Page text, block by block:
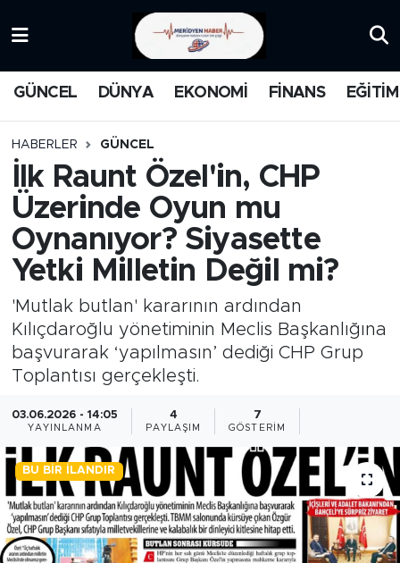
GÜNCEL DÜNYA EKONOMİ FİNANS EĞİTİM
HABERLER GÜNCEL
İlk Raunt Özel'in, CHP
Üzerinde Oyun mu
Oynanıyor? Siyasette
Yetki Milletin Değil mi?
'Mutlak butlan' kararının ardından
Kılıçdaroğlu yönetiminin Meclis Başkanlığına
başvurarak ‘yapılmasın’ dediği CHP Grup
Toplantısı gerçekleşti.
03.06.2026 - 14:05
YAYINLANMA
4
PAYLAŞIM
7
GÖSTERIM
BU BIR İLANDIR
MEDYA
FİNANS
DÜNYA
GÜNCEL
KARİKATÜR
BİLİM-TEKNOLOJİ
RÖPÖRTAJ
ANALİZ
İstanbul Namaz Vakitleri
Trafik Durumu
Süper Lig Puan Durumu ve Fikstür
Tüm Manşetler
Son Dakika Haberleri
Haber Arşivi